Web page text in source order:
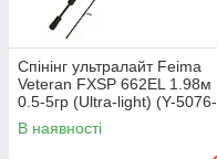
Спінінг ультралайт Feima
Veteran FXSP 662EL 1.98м
0.5-5гр (Ultra-light) (Y-5076-
198) для мормишинга
В наявності